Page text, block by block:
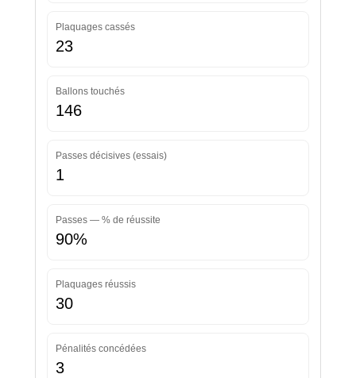
Plaquages cassés
23
Ballons touchés
146
Passes décisives (essais)
1
Passes — % de réussite
90%
Plaquages réussis
30
Pénalités concédées
3